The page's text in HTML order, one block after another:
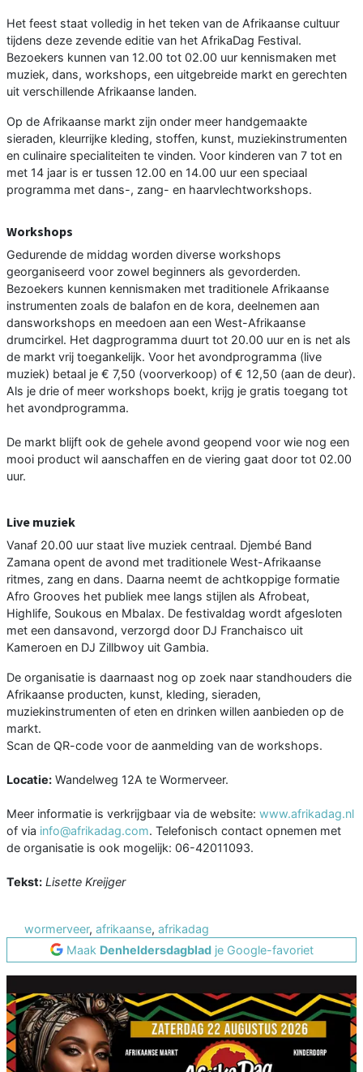
Het feest staat volledig in het teken van de Afrikaanse cultuur
tijdens deze zevende editie van het AfrikaDag Festival.
Bezoekers kunnen van 12.00 tot 02.00 uur kennismaken met
muziek, dans, workshops, een uitgebreide markt en gerechten
uit verschillende Afrikaanse landen.
Op de Afrikaanse markt zijn onder meer handgemaakte
sieraden, kleurrijke kleding, stoffen, kunst, muziekinstrumenten
en culinaire specialiteiten te vinden. Voor kinderen van 7 tot en
met 14 jaar is er tussen 12.00 en 14.00 uur een speciaal
programma met dans-, zang- en haarvlechtworkshops.
Workshops
Gedurende de middag worden diverse workshops
georganiseerd voor zowel beginners als gevorderden.
Bezoekers kunnen kennismaken met traditionele Afrikaanse
instrumenten zoals de balafon en de kora, deelnemen aan
dansworkshops en meedoen aan een West-Afrikaanse
drumcirkel. Het dagprogramma duurt tot 20.00 uur en is net als
de markt vrij toegankelijk. Voor het avondprogramma (live
muziek) betaal je € 7,50 (voorverkoop) of € 12,50 (aan de deur).
Als je drie of meer workshops boekt, krijg je gratis toegang tot
het avondprogramma.
De markt blijft ook de gehele avond geopend voor wie nog een
mooi product wil aanschaffen en de viering gaat door tot 02.00
uur.
Live muziek
Vanaf 20.00 uur staat live muziek centraal. Djembé Band
Zamana opent de avond met traditionele West-Afrikaanse
ritmes, zang en dans. Daarna neemt de achtkoppige formatie
Afro Grooves het publiek mee langs stijlen als Afrobeat,
Highlife, Soukous en Mbalax. De festivaldag wordt afgesloten
met een dansavond, verzorgd door DJ Franchaisco uit
Kameroen en DJ Zillbwoy uit Gambia.
De organisatie is daarnaast nog op zoek naar standhouders die
Afrikaanse producten, kunst, kleding, sieraden,
muziekinstrumenten of eten en drinken willen aanbieden op de
markt.
Scan de QR-code voor de aanmelding van de workshops.
Locatie: Wandelweg 12A te Wormerveer.
Meer informatie is verkrijgbaar via de website: www.afrikadag.nl
of via info@afrikadag.com. Telefonisch contact opnemen met
de organisatie is ook mogelijk: 06-42011093.
Tekst: Lisette Kreijger
wormerveer, afrikaanse, afrikadag
Maak Denheldersdagbladje Google-favoriet